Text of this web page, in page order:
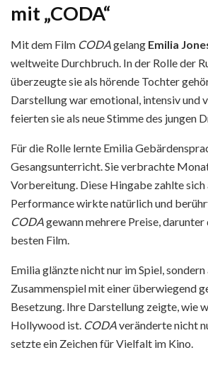
mit „CODA“
Mit dem Film CODAgelang Emilia
weltweite Durchbruch. In der Rolle der
überzeugte sie als hörende Tochter
Darstellung war emotional, intensiv und
feierten sie als neue Stimme des jungen
Für die Rolle lernte Emilia
Gesangsunterricht. Sie verbrachte
Vorbereitung. Diese Hingabe zahlte sich
Performance wirkte natürlich und
CODAgewann mehrere Preise,
besten Film.
Emilia glänzte nicht nur im Spiel, sondern
Zusammenspiel mit einer überwiegend
Besetzung. Ihre Darstellung zeigte, wie
Hollywood ist. CODAveränderte nicht
setzte ein Zeichen für Vielfalt im Kino.